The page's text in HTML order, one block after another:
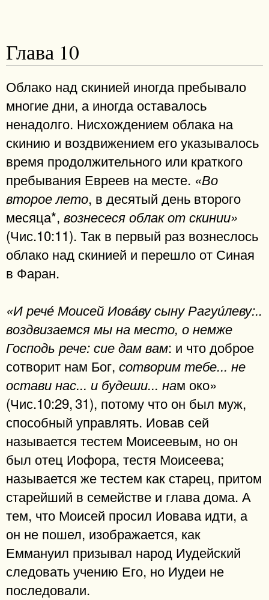
Глава 10
Облако над скинией иногда пребывало
многие дни, а иногда оставалось
ненадолго. Нисхождением облака на
скинию и воздвижением его указывалось
время продолжительного или краткого
пребывания Евреев на месте. «Во
второе лето, в десятый день второго
месяца*, вознесеся облак от скинии»
(Чис.10:11). Так в первый раз вознеслось
облако над скинией и перешло от Синая
в Фаран.
«И рече́ Моисей Иова́ву сыну Рагуи́леву:..
воздвизаемся мы на место, о немже
Господь рече: сие дам вам: и что доброе
сотворит нам Бог, сотворим тебе... не
остави нас... и будеши... нам око»
(Чис.10:29, 31), потому что он был муж,
способный управлять. Иовав сей
называется тестем Моисеевым, но он
был отец Иофора, тестя Моисеева;
называется же тестем как старец, притом
старейший в семействе и глава дома. А
тем, что Моисей просил Иовава идти, а
он не пошел, изображается, как
Еммануил призывал народ Иудейский
следовать учению Его, но Иудеи не
последовали.